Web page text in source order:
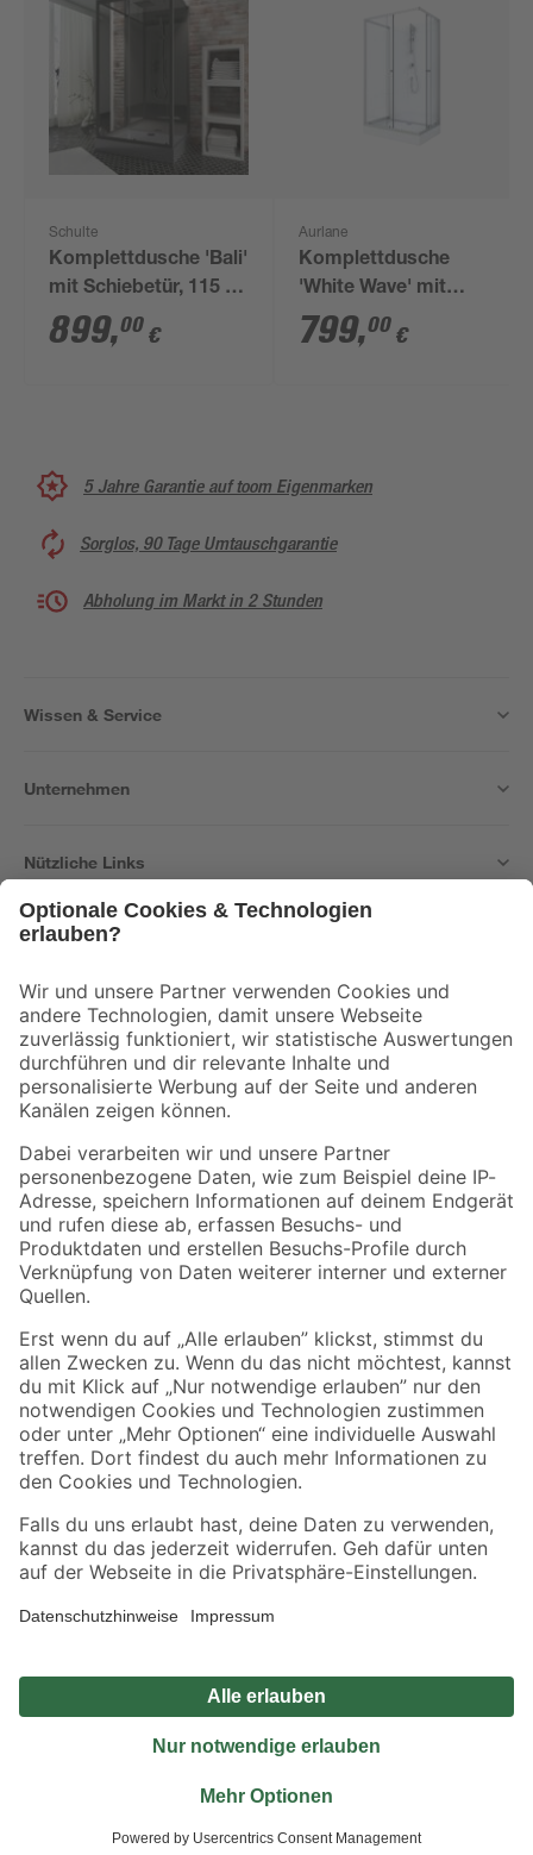
Schulte
Komplettdusche 'Bali'
mit Schiebetür, 115 x
85 x 215 cm
899,00 €
Aurlane
Komplettdusche
'White Wave' mit
Schiebetür silber 80 x
110 cm
799,00 €
5 Jahre Garantie auf toom Eigenmarken
Sorglos, 90 Tage Umtauschgarantie
Abholung im Markt in 2 Stunden
Wissen & Service
Unternehmen
Nützliche Links
Der toom Newsletter: Keine Angebote und Aktionen mehr verpassen!
Zur Newsletter Anmeldung
Folge uns
Zahlungsarten Versandarten
Sicher einkaufen
Jetzt die toom-App herunterladen
Alle Preisangaben in EUR inkl. gesetzl. MwSt.. Die dargestellten Angebote sind unter
Umständen nicht in allen Märkten verfügbar. Die angegebenen Verfügbarkeiten beziehen
Produkte nur solange der Vorrat reicht.
*Paketversand ab 59 € versandkostenfrei, gilt nicht für Artikel mit Speditionsversand, hier
Privatsphäre Impressum
Nutzungsbedingungen
Widerrufsrecht
Vertrag widerrufen
© 2026 toom Baumarkt GmbH